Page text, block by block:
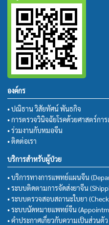
องค์กร
• ปณิธาน วิสัยทัศน์ พันธกิจ
• การตรวจวินิจฉัยโรคด้วยศาสตร์ก
• ร่วมงานกับหมอจีน
• ติดต่อเรา
บริการสำหรับผู้ป่วย
• บริการทางการแพทย์แผนจีน
• ระบบติดตามการจัดส่งยาจีน
• ระบบตรวจสอบสถานะใบยา
• ระบบนัดหมายแพทย์จีน
• คำประกาศเกี่ยวกับความเป็นส่วนตั